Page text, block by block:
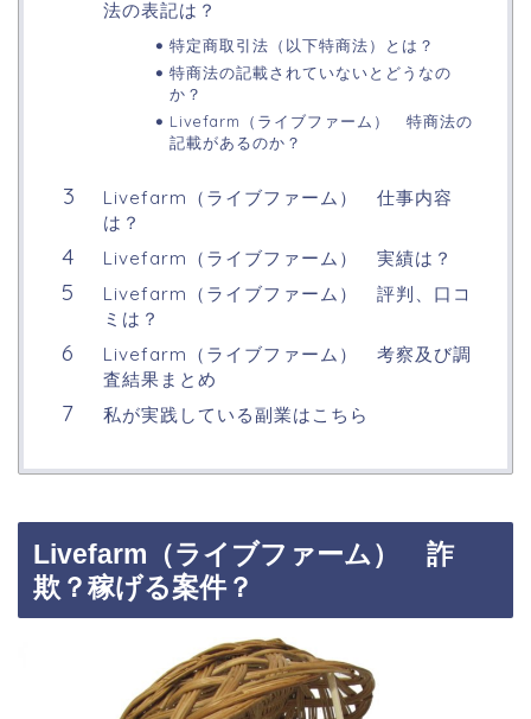
法の表記は？
特定商取引法（以下特商法）とは？
特商法の記載されていないとどうなの
か？
Livefarm（ライブファーム） 特商法の
記載があるのか？
Livefarm（ライブファーム） 仕事内容
は？
Livefarm（ライブファーム） 実績は？
Livefarm（ライブファーム） 評判、口コ
ミは？
Livefarm（ライブファーム） 考察及び調
査結果まとめ
私が実践している副業はこちら
Livefarm（ライブファーム） 詐
欺？稼げる案件？